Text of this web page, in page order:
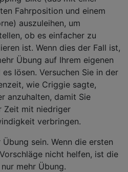
Fahrposition und einem
auszuleihen, um
ob es einfacher zu
ist. Wenn dies der Fall ist,
Übung auf Ihrem eigenen
es lösen. Versuchen Sie in der
wie Criggie sagte,
anzuhalten, damit Sie
Zeit mit niedriger
verbringen.
Übung sein. Wenn die ersten
nicht helfen, ist die
mehr Übung.